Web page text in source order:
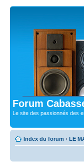
Forum
Le site des passionnés des
Index du forum ‹ LE